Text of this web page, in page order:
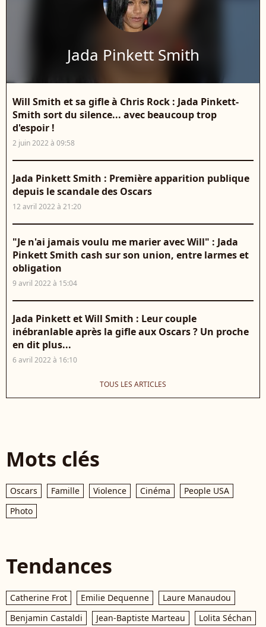
Jada Pinkett Smith
Will Smith et sa gifle à Chris Rock : Jada Pinkett-
Smith sort du silence... avec beaucoup trop
d'espoir !
2 juin 2022 à 09:58
Jada Pinkett Smith : Première apparition publique
depuis le scandale des Oscars
12 avril 2022 à 21:20
"Je n'ai jamais voulu me marier avec Will" : Jada
Pinkett Smith cash sur son union, entre larmes et
obligation
9 avril 2022 à 15:04
Jada Pinkett et Will Smith : Leur couple
inébranlable après la gifle aux Oscars ? Un proche
en dit plus...
6 avril 2022 à 16:10
TOUS LES ARTICLES
Mots clés
Oscars Famille Violence Cinéma
People USA
Photo
Tendances
Catherine Frot Emilie Dequenne
Laure Manaudou
Benjamin Castaldi
Jean-Baptiste Marteau Lolita Séchan